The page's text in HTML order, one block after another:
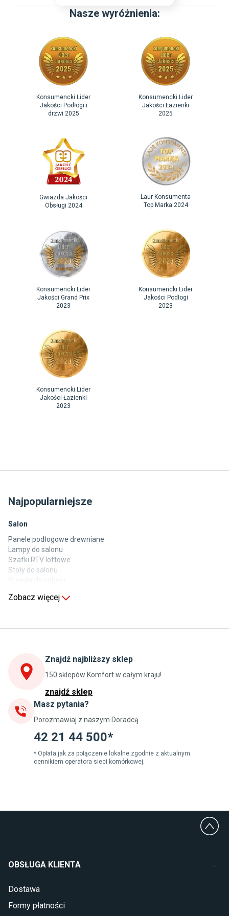
Nasze wyróżnienia:
Konsumencki Lider
Jakości Podłogi i
drzwi 2025
Konsumencki Lider
Jakości Łazienki
2025
Gwiazda Jakości
Obsługi 2024
Laur Konsumenta
Top Marka 2024
Konsumencki Lider
Jakości Grand Prix
2023
Konsumencki Lider
Jakości Podłogi
2023
Konsumencki Lider
Jakości Łazienki
2023
Najpopularniejsze
Salon
Panele podłogowe drewniane
Lampy do salonu
Szafki RTV loftowe
Stoły do salonu
Stoły do kuchni
Szafki kuchenne wiszące (górne)
Szafki pod zlewozmywak
Blaty kuchenne laminowane
Jadalnia
Stoły do jadalni
Krzesła do jadalni
Dywany szare
Lampy w stylu loftowym
Lampy wiszące do jadalni
Wanny Cersanit
Sypialnia
Wykładzina do sypialni
Zobacz więcej
Znajdź najbliższy sklep
150 sklepów Komfort w całym kraju!
znajdź sklep
Masz pytania?
Porozmawiaj z naszym Doradcą
42 21 44 500*
* Opłata jak za połączenie lokalne zgodnie z aktualnym
cennikiem operatora sieci komórkowej.
OBSŁUGA KLIENTA
Dostawa
Formy płatności